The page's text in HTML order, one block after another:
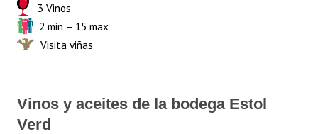
3 Vinos
2 min – 15 max
Visita viñas
Vinos y aceites de la bodega Estol
Verd